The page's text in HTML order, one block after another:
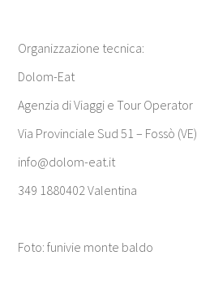
Organizzazione tecnica:
Dolom-Eat
Agenzia di Viaggi e Tour Operator
Via Provinciale Sud 51 – Fossò (VE)
info@dolom-eat.it
349 1880402 Valentina
Foto: funivie monte baldo